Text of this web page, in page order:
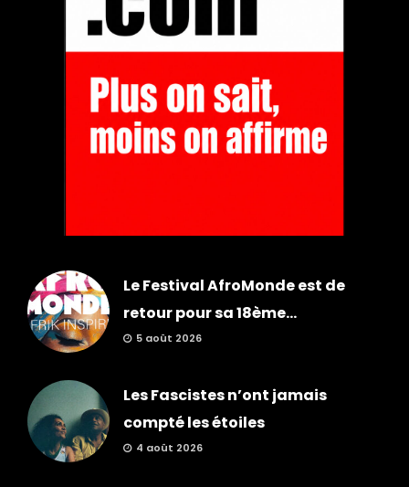
Le Festival AfroMonde est de
retour pour sa 18ème...
5 août 2026
Les Fascistes n’ont jamais
compté les étoiles
4 août 2026